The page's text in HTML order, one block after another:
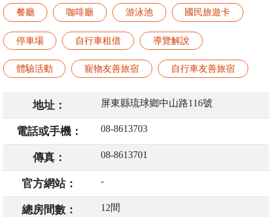
餐廳 咖啡廳 游泳池 國民旅遊卡
停車場 自行車租借 導覽解說
體驗活動 寵物友善旅宿 自行車友善旅宿
地址： 屏東縣琉球鄉中山路116號
電話或手機： 08-8613703
傳真： 08-8613701
官方網站： -
總房間數： 12間